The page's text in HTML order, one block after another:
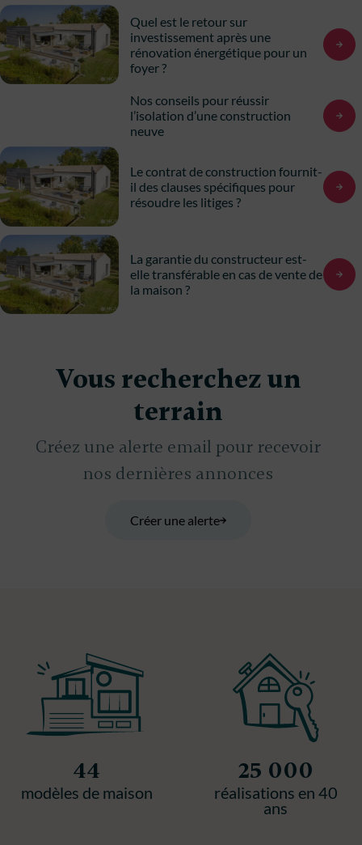
Quel est le retour sur
investissement après une
rénovation énergétique pour un
foyer ?
Nos conseils pour réussir
l’isolation d’une construction
neuve
Le contrat de construction fournit-
il des clauses spécifiques pour
résoudre les litiges ?
La garantie du constructeur est-
elle transférable en cas de vente de
la maison ?
Vous recherchez un
terrain
Créez une alerte email pour recevoir
nos dernières annonces
Créer une alerte
44
modèles de maison
25 000
réalisations en 40
ans